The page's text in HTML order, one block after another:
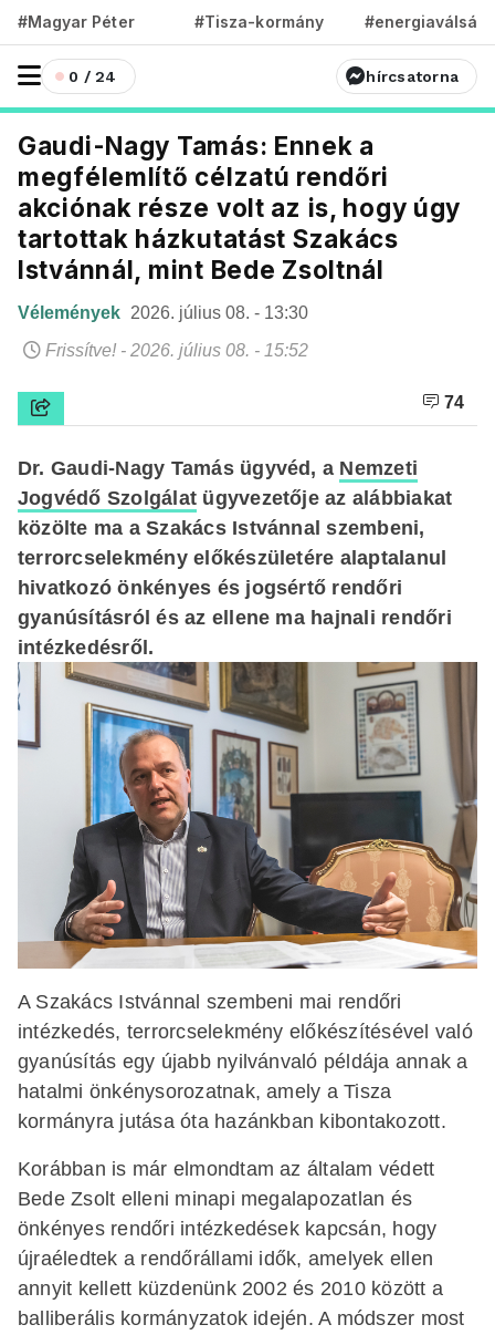
#Magyar Péter #Tisza-kormány #energiaválság
0 / 24 hírcsatorna
Gaudi-Nagy Tamás: Ennek a
megfélemlítő célzatú rendőri
akciónak része volt az is, hogy úgy
tartottak házkutatást Szakács
Istvánnál, mint Bede Zsoltnál
Vélemények 2026. július 08. - 13:30
Frissítve! - 2026. július 08. - 15:52
74
Dr. Gaudi-Nagy Tamás ügyvéd, a Nemzeti
Jogvédő Szolgálat ügyvezetője az alábbiakat
közölte ma a Szakács Istvánnal szembeni,
terrorcselekmény előkészületére alaptalanul
hivatkozó önkényes és jogsértő rendőri
gyanúsításról és az ellene ma hajnali rendőri
intézkedésről.
A Szakács Istvánnal szembeni mai rendőri
intézkedés, terrorcselekmény előkészítésével való
gyanúsítás egy újabb nyilvánvaló példája annak a
hatalmi önkénysorozatnak, amely a Tisza
kormányra jutása óta hazánkban kibontakozott.
Korábban is már elmondtam az általam védett
Bede Zsolt elleni minapi megalapozatlan és
önkényes rendőri intézkedések kapcsán, hogy
újraéledtek a rendőrállami idők, amelyek ellen
annyit kellett küzdenünk 2002 és 2010 között a
balliberális kormányzatok idején. A módszer most